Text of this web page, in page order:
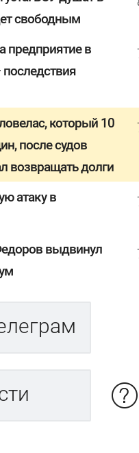
свободным
предприятие в
который 10
после судов
возвращать долги
атаку в
выдвинул